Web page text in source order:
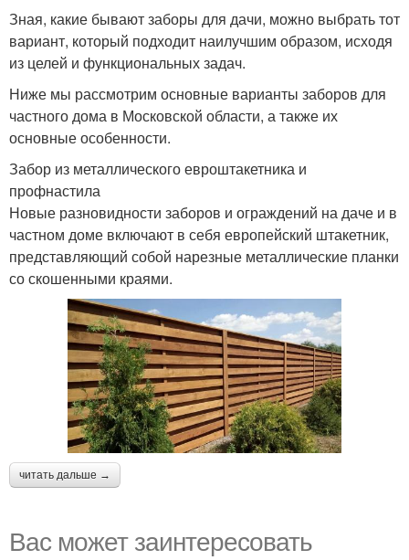
Зная, какие бывают заборы для дачи, можно выбрать тот
вариант, который подходит наилучшим образом, исходя
из целей и функциональных задач.
Ниже мы рассмотрим основные варианты заборов для
частного дома в Московской области, а также их
основные особенности.
Забор из металлического евроштакетника и
профнастила
Новые разновидности заборов и ограждений на даче и в
частном доме включают в себя европейский штакетник,
представляющий собой нарезные металлические планки
со скошенными краями.
читать дальше →
Вас может заинтересовать